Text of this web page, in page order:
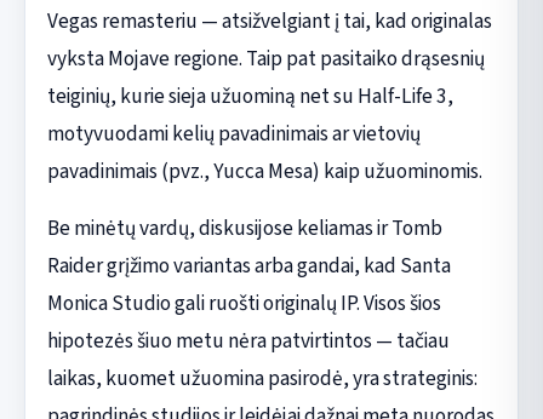
Vegas remasteriu — atsižvelgiant į tai, kad originalas
vyksta Mojave regione. Taip pat pasitaiko drąsesnių
teiginių, kurie sieja užuominą net su Half-Life 3,
motyvuodami kelių pavadinimais ar vietovių
pavadinimais (pvz., Yucca Mesa) kaip užuominomis.
Be minėtų vardų, diskusijose keliamas ir Tomb
Raider grįžimo variantas arba gandai, kad Santa
Monica Studio gali ruošti originalų IP. Visos šios
hipotezės šiuo metu nėra patvirtintos — tačiau
laikas, kuomet užuomina pasirodė, yra strateginis: